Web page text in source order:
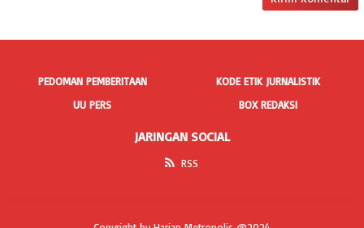
PEDOMAN PEMBERITAAN
KODE ETIK JURNALISTIK
UU PERS
BOX REDAKSI
JARINGAN SOCIAL
RSS